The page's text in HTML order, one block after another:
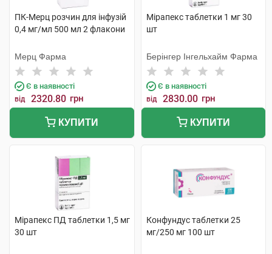
ПК-Мерц розчин для інфузій
0,4 мг/мл 500 мл 2 флакони
Мерц Фарма
Є в наявності
від 2320.80 грн
КУПИТИ
Мірапекс таблетки 1 мг 30
шт
Берінгер Інгельхайм Фарма
Є в наявності
від 2830.00 грн
КУПИТИ
Мірапекс ПД таблетки 1,5 мг
30 шт
Конфундус таблетки 25
мг/250 мг 100 шт